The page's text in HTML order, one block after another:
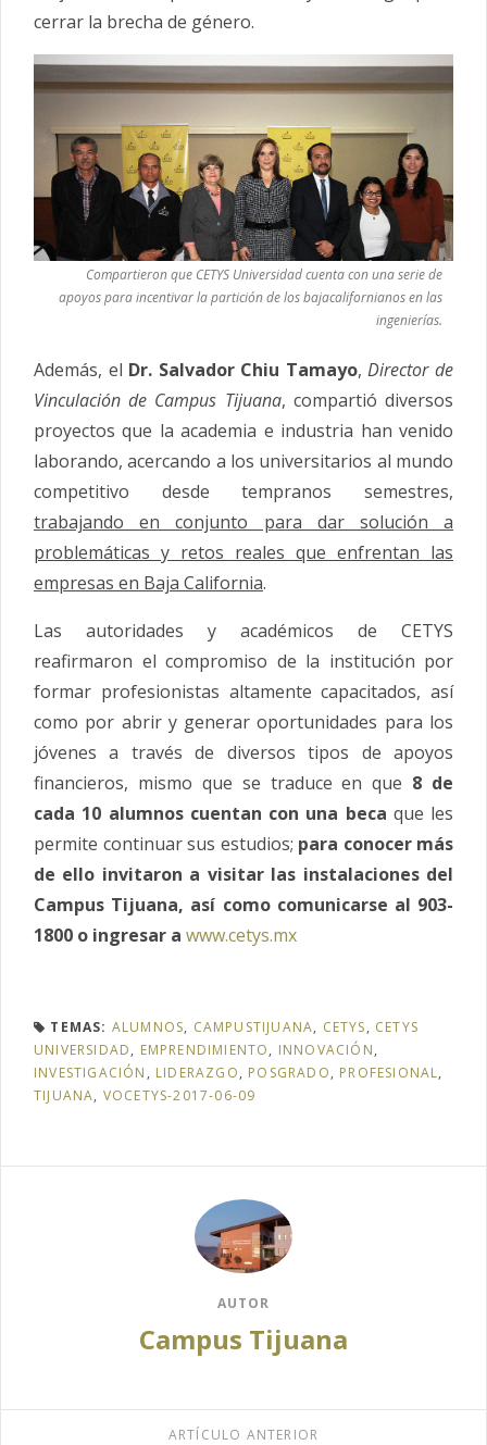
cerrar la brecha de género.
Compartieron que CETYS Universidad cuenta con una serie de
apoyos para incentivar la partición de los bajacalifornianos en las
ingenierías.
Además, el Dr. Salvador Chiu Tamayo,Director de
Vinculación de Campus Tijuana, compartió diversos
proyectos que la academia e industria han venido
laborando, acercando a los universitarios al mundo
competitivo desde tempranos semestres,
trabajando en conjunto para dar solución a
problemáticas y retos reales que enfrentan las
empresas en Baja California.
Las autoridades y académicos de CETYS
reafirmaron el compromiso de la institución por
formar profesionistas altamente capacitados, así
como por abrir y generar oportunidades para los
jóvenes a través de diversos tipos de apoyos
financieros, mismo que se traduce en que 8 de
cada 10 alumnos cuentan con una beca que les
permite continuar sus estudios; para conocer más
de ello invitaron a visitar las instalaciones del
Campus Tijuana, así como comunicarse al 903-
1800 o ingresar a www.cetys.mx
TEMAS: ALUMNOS, CAMPUSTIJUANA, CETYS, CETYS
UNIVERSIDAD, EMPRENDIMIENTO, INNOVACIÓN,
INVESTIGACIÓN, LIDERAZGO, POSGRADO, PROFESIONAL,
TIJUANA, VOCETYS-2017-06-09
AUTOR
Campus Tijuana
ARTÍCULO ANTERIOR